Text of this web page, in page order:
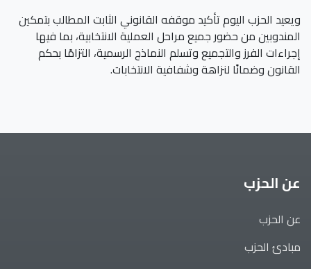
ويعيد الحزب اليوم تأكيد موقفه القانوني الثابت المطالب بتمكين
المندوبين من حضور جميع مراحل العملية الانتخابية، بما فيها
إجراءات الفرز والتجميع وتسلم النماذج الرسمية، التزامًا بحكم
القانون وضمانًا لنزاهة وشفافية الانتخابات.
عن الحزب
عن الحزب
مبادئ الحزب